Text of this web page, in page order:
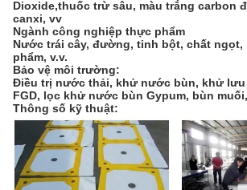
Dioxide,thuốc trừ sâu, màu trắng carbon
canxi, vv
Ngành công nghiệp thực phẩm
Nước trái cây, đường, tinh bột, chất ngọt,
phẩm, v.v.
Bảo vệ môi trường:
Điều trị nước thải, khử nước bùn, khử
FGD, lọc khử nước bùn Gypum, bùn
Thông số kỹ thuật: